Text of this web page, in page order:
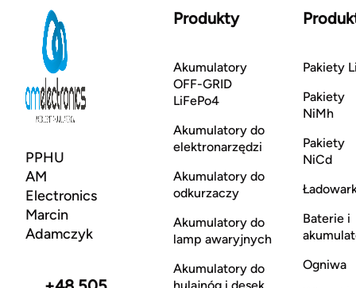
PPHU
AM
Electronics
Marcin
Adamczyk
Produkty
Akumulatory
OFF-GRID
LiFePo4
Akumulatory do
elektronarzędzi
Akumulatory do
odkurzaczy
Akumulatory do
lamp awaryjnych
Akumulatory do
Pakiety
Pakiety
NiMh
Pakiety
NiCd
Baterie i
Ogniwa